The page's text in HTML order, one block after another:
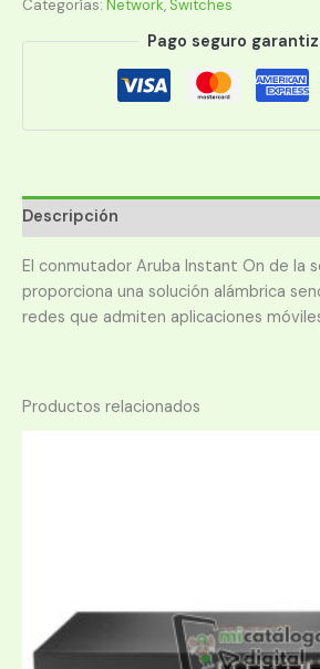
C4
cantidad
Categorías: Network, Switches
Pago seguro
Descripción
El conmutador Aruba Instant On de la
proporciona una solución alámbrica
redes que admiten aplicaciones
Productos relacionados